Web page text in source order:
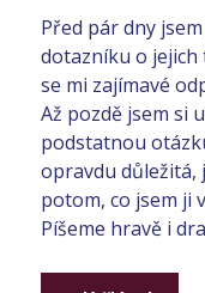
Před pár dny
dotazníku o jejich
se mi zajímavé
Až pozdě jsem si
podstatnou
opravdu důležitá,
potom, co jsem ji
Píšeme hravě i